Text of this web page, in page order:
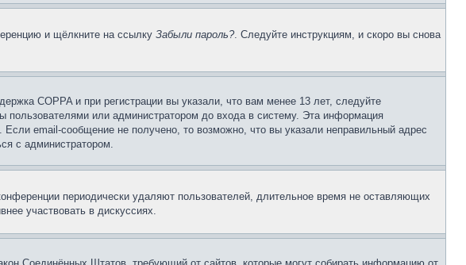
и щёлкните на ссылку Забыли пароль?. Следуйте инструкциям, и скоро вы снова
COPPA и при регистрации вы указали, что вам менее 13 лет, следуйте
пользователями или администратором до входа в систему. Эта информация
email-сообщение не получено, то возможно, что вы указали неправильный адрес
с администратором.
периодически удаляют пользователей, длительное время не оставляющих
участвовать в дискуссиях.